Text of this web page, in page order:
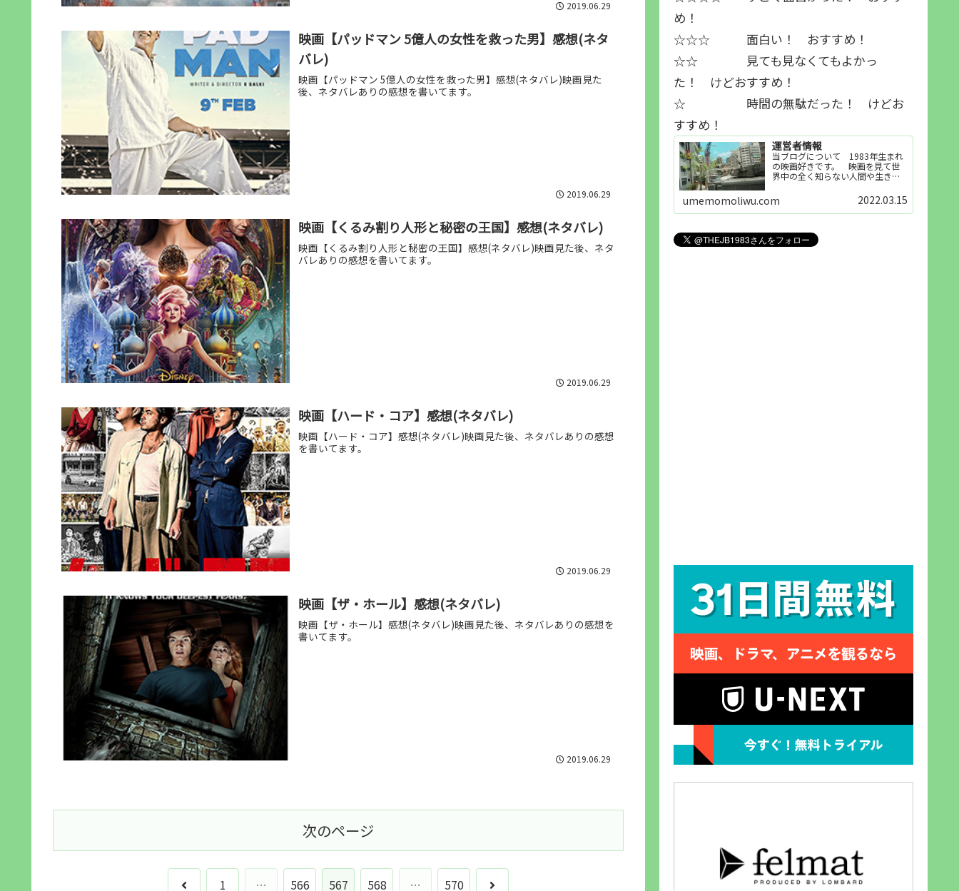
2019.06.29
映画【パッドマン 5億人の女性を救った男】感想(ネタ
バレ)
映画【パッドマン 5億人の女性を救った男】感想(ネタバレ)映画見た
後、ネタバレありの感想を書いてます。
2019.06.29
映画【くるみ割り人形と秘密の王国】感想(ネタバレ)
映画【くるみ割り人形と秘密の王国】感想(ネタバレ)映画見た後、ネタ
バレありの感想を書いてます。
2019.06.29
映画【ハード・コア】感想(ネタバレ)
映画【ハード・コア】感想(ネタバレ)映画見た後、ネタバレありの感想
を書いてます。
2019.06.29
映画【ザ・ホール】感想(ネタバレ)
映画【ザ・ホール】感想(ネタバレ)映画見た後、ネタバレありの感想を
書いてます。
2019.06.29
次のページ
前 1 … 566 567 568 … 570 次
め！
☆☆☆ 面白い！ おすすめ！
☆☆ 見ても見なくてもよかっ
た！ けどおすすめ！
☆ 時間の無駄だった！ けどお
すすめ！
運営者情報
当ブログについて 1983年生まれ
の映画好きです。 映画を見て世
界中の全く知らない人間や生き物
世界知らない世界に触れることが
好きで映画を見てます。「映画を
見られれば幸福度を高い」とわか
umemomoliwu.com 2022.03.15